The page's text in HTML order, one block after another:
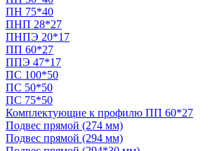
ПН 75*40
ПНП 28*27
ПНПЭ 20*17
ПП 60*27
ППЭ 47*17
ПС 100*50
ПС 50*50
ПС 75*50
Комплектующие к профилю ПП 60*27
Подвес прямой (274 мм)
Подвес прямой (294 мм)